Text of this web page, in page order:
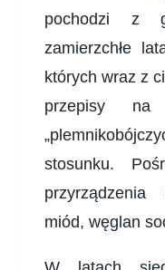
pochodzi z
zamierzchłe
których wraz z
przepisy na
stosunku.
przyrządzenia
miód, węglan